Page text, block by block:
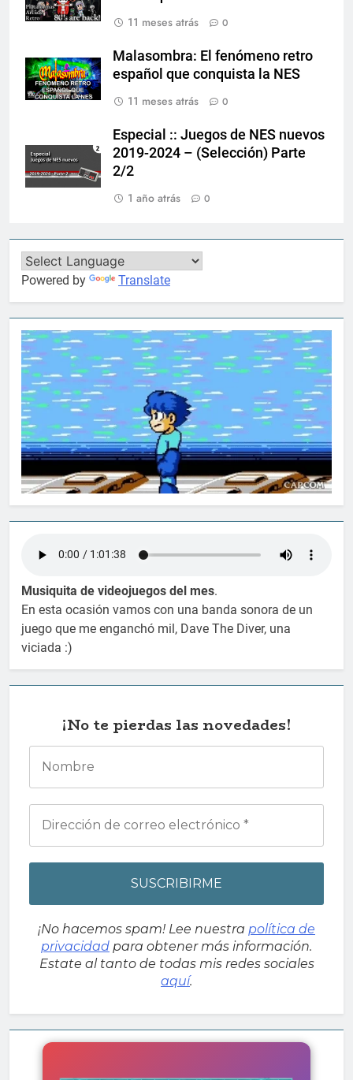
11 meses atrás
0
Malasombra: El fenómeno retro
español que conquista la NES
11 meses atrás
0
Especial :: Juegos de NES nuevos
2019-2024 – (Selección) Parte
2/2
1 año atrás
0
Powered by Translate
Musiquita de videojuegos del mes.
En esta ocasión vamos con una banda sonora de un
juego que me enganchó mil, Dave The Diver, una
viciada :)
¡No te pierdas las novedades!
¡No hacemos spam! Lee nuestra política de
privacidad para obtener más información.
Estate al tanto de todas mis redes sociales
aquí.